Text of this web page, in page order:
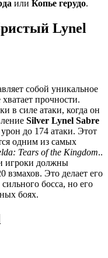
или Копье герудо.
Lynel
собой уникальное
прочности.
в силе атаки, когда он
Silver Lynel Sabre
до 174 атаки. Этот
одним из самых
Tears of the Kingdom..
игроки должны
взмахов. Это делает его
босса, но его
боях.